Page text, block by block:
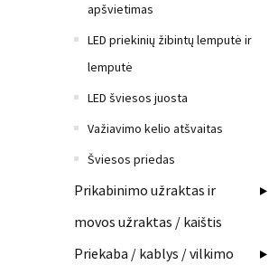
apšvietimas
LED priekinių žibintų lemputė ir
lemputė
LED šviesos juosta
Važiavimo kelio atšvaitas
Šviesos priedas
Prikabinimo užraktas ir
movos užraktas / kaištis
Priekaba / kablys / vilkimo